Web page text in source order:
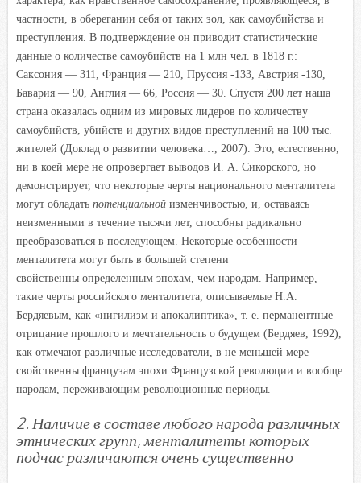
частности, в оберегании себя от таких зол, как самоубийства и
преступления. В подтверждение он приводит статистические
данные о количестве самоубийств на 1 млн чел. в 1818 г.:
Саксония — 311, Франция — 210, Пруссия -133, Австрия -130,
Бавария — 90, Англия — 66, Россия — 30. Спустя 200 лет наша
страна оказалась одним из мировых лидеров по количеству
самоубийств, убийств и других видов преступлений на 100 тыс.
жителей (Доклад о развитии человека…, 2007). Это, естественно,
ни в коей мере не опровергает выводов И. А. Сикорского, но
демонстрирует, что некоторые черты национального менталитета
могут обладать потенциальной изменчивостью, и, оставаясь
неизменными в течение тысячи лет, способны радикально
преобразоваться в последующем. Некоторые особенности
менталитета могут быть в большей степени
свойственны определенным эпохам, чем народам. Например,
такие черты российского менталитета, описываемые Н.А.
Бердяевым, как «нигилизм и апокалиптика», т. е. перманентные
отрицание прошлого и мечтательность о будущем (Бердяев, 1992),
как отмечают различные исследователи, в не меньшей мере
свойственны французам эпохи Французской революции и вообще
народам, переживающим революционные периоды.
2. Наличие в составе любого народа различных
этнических групп, менталитеты которых
подчас различаются очень существенно